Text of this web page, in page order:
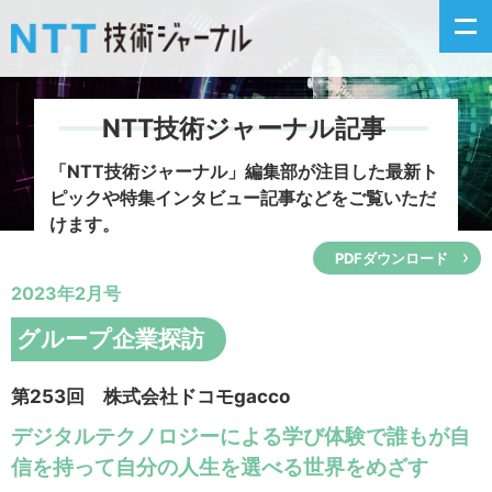
新着情報
掲載月毎記事
イベントカレンダー
問い合わせ
NTT技術ジャーナル記事
「NTT技術ジャーナル」編集部が注目した最新ト
ピックや特集インタビュー記事などをご覧いただ
けます。
PDFダウンロード
2023年2月号
グループ企業探訪
第253回 株式会社ドコモgacco
デジタルテクノロジーによる学び体験で誰もが自
信を持って自分の人生を選べる世界をめざす